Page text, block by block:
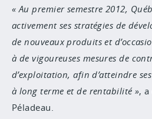
Au premier semestre 2012,
activement ses stratégies de
de nouveaux produits et
à de vigoureuses mesures de
d’exploitation, afin d’atteindre
à long terme et de rentabilité
,
Péladeau.